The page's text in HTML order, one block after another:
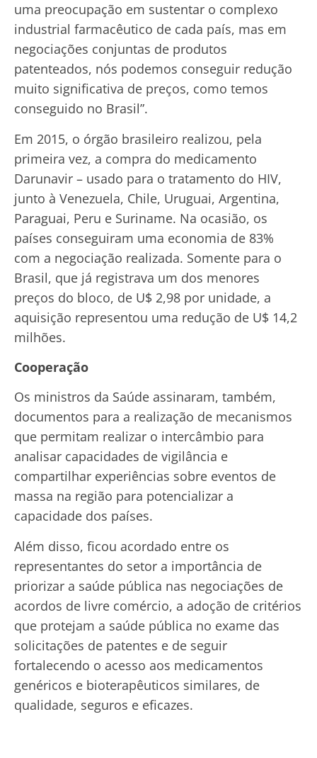
uma preocupação em sustentar o complexo
industrial farmacêutico de cada país, mas em
negociações conjuntas de produtos
patenteados, nós podemos conseguir redução
muito significativa de preços, como temos
conseguido no Brasil”.
Em 2015, o órgão brasileiro realizou, pela
primeira vez, a compra do medicamento
Darunavir – usado para o tratamento do HIV,
junto à Venezuela, Chile, Uruguai, Argentina,
Paraguai, Peru e Suriname. Na ocasião, os
países conseguiram uma economia de 83%
com a negociação realizada. Somente para o
Brasil, que já registrava um dos menores
preços do bloco, de U$ 2,98 por unidade, a
aquisição representou uma redução de U$ 14,2
milhões.
Cooperação
Os ministros da Saúde assinaram, também,
documentos para a realização de mecanismos
que permitam realizar o intercâmbio para
analisar capacidades de vigilância e
compartilhar experiências sobre eventos de
massa na região para potencializar a
capacidade dos países.
Além disso, ficou acordado entre os
representantes do setor a importância de
priorizar a saúde pública nas negociações de
acordos de livre comércio, a adoção de critérios
que protejam a saúde pública no exame das
solicitações de patentes e de seguir
fortalecendo o acesso aos medicamentos
genéricos e bioterapêuticos similares, de
qualidade, seguros e eficazes.